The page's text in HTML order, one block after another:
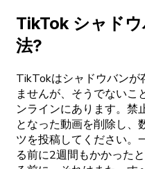
TikTok シャド
法?
TikTokはシャドウバンが
ませんが、そうでないこ
ンラインにあります。禁
となった動画を削除し、
ツを投稿してください。
る前に2週間もかかった